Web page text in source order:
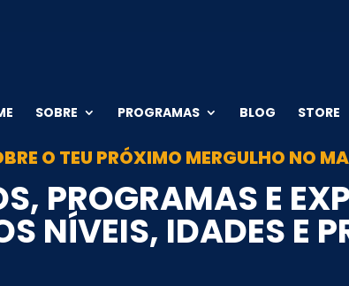
SOBRE PROGRAMAS BLOG STORE
O TEU PRÓXIMO MERGULHO NO
PROGRAMAS E
NÍVEIS, IDADES E